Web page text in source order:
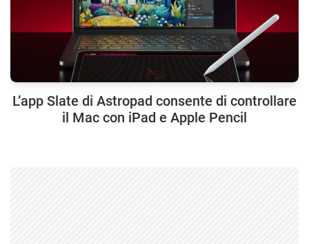
L’app Slate di Astropad consente di controllare
il Mac con iPad e Apple Pencil